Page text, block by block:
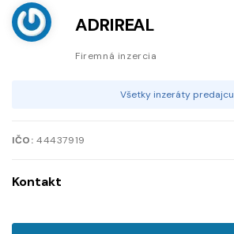
ADRIREAL
Firemná inzercia
Všetky inzeráty predajcu
IČO: 44437919
Kontakt